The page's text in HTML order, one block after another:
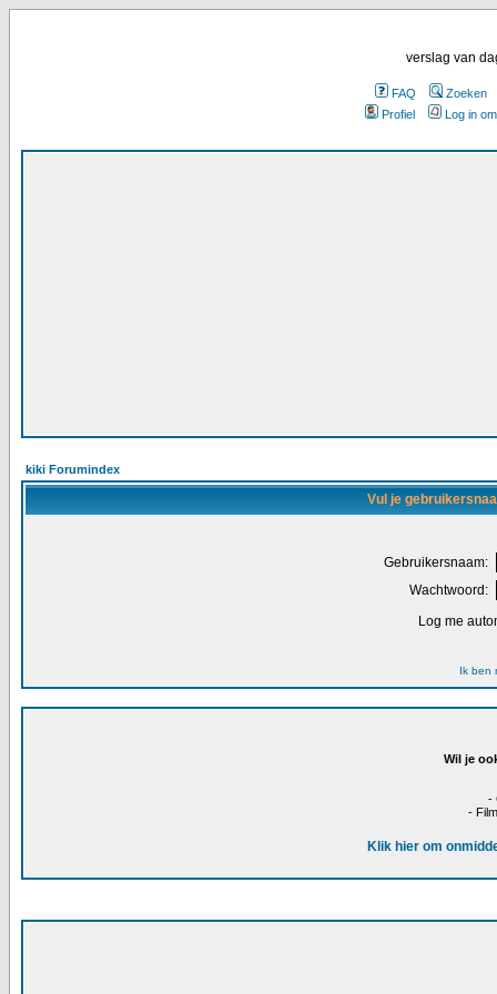
verslag van
FAQ
Zoeken
Profiel
Log in
kiki Forumindex
Vul je
Gebruikersnaam:
Wachtwoord:
Log me
Ik ben
Wil je
-
-
Klik hier om